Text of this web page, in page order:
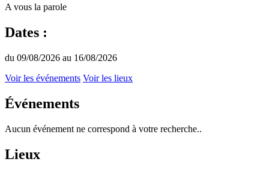
A vous la parole
Dates :
du 09/08/2026 au 16/08/2026
Voir les événements Voir les lieux
Événements
Aucun événement ne correspond à votre recherche..
Lieux